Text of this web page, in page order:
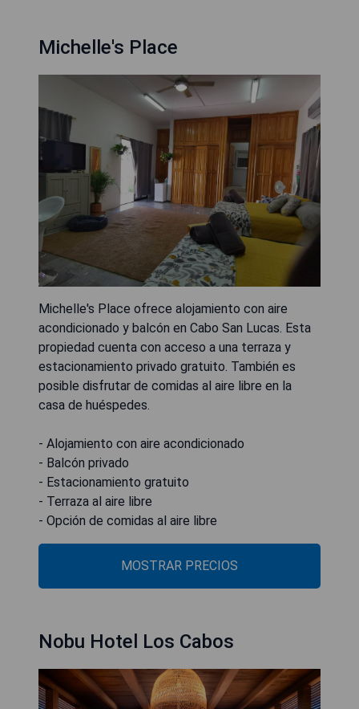
Michelle's Place
Michelle's Place ofrece alojamiento con aire
acondicionado y balcón en Cabo San Lucas. Esta
propiedad cuenta con acceso a una terraza y
estacionamiento privado gratuito. También es
posible disfrutar de comidas al aire libre en la
casa de huéspedes.
- Alojamiento con aire acondicionado
- Balcón privado
- Estacionamiento gratuito
- Terraza al aire libre
- Opción de comidas al aire libre
MOSTRAR PRECIOS
Nobu Hotel Los Cabos